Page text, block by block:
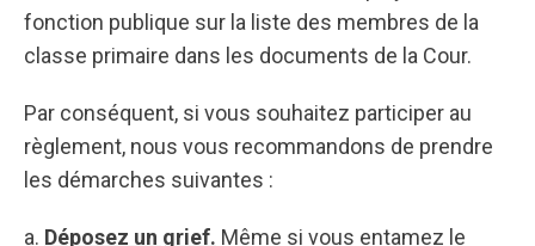
fonction publique sur la liste des membres de la
classe primaire dans les documents de la Cour.
Par conséquent, si vous souhaitez participer au
règlement, nous vous recommandons de prendre
les démarches suivantes :
a. Déposez un grief. Même si vous entamez le